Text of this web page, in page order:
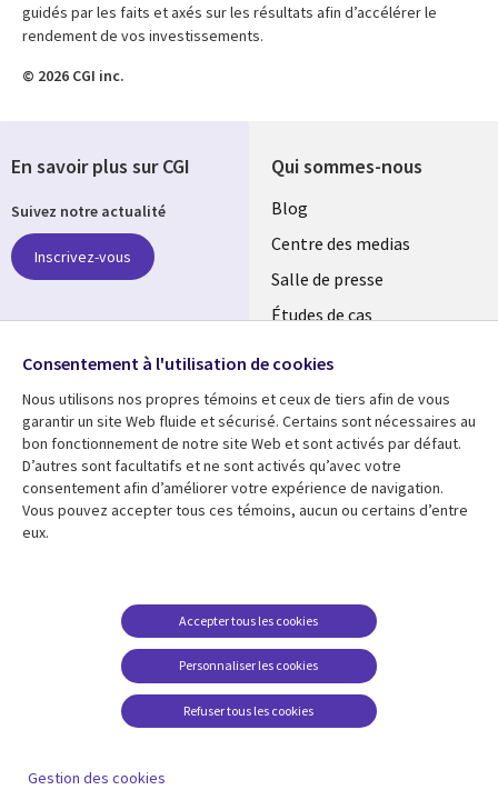
guidés par les faits et axés sur les résultats afin d’accélérer le
rendement de vos investissements.
© 2026 CGI inc.
Qui sommes-nous
Useful
links
MAROC
Blog
Centre des medias
Salle de presse
Études de cas
Ressources
Library
Morocco
Articles
Études de cas
Points de vue
Support
Restrictions et
conditions juridiques
Centre de gestion des
témoins
En savoir plus sur CGI
Suivez notre actualité
Inscrivez-vous
réseaux
Social
Media
MAROC
Consentement à l'utilisation de cookies
Nous utilisons nos propres témoins et ceux de tiers afin de vous
garantir un site Web fluide et sécurisé. Certains sont nécessaires au
bon fonctionnement de notre site Web et sont activés par défaut.
D’autres sont facultatifs et ne sont activés qu’avec votre
consentement afin d’améliorer votre expérience de navigation.
Vous pouvez accepter tous ces témoins, aucun ou certains d’entre
eux.
Personnaliser les cookies
Accepter tous les cookies
Refuser tous les cookies
Gestion des cookies